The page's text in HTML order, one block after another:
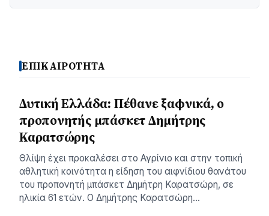
ΕΠΙΚΑΙΡΟΤΗΤΑ
Δυτική Ελλάδα: Πέθανε ξαφνικά, ο
προπονητής μπάσκετ Δημήτρης
Καρατσώρης
Θλίψη έχει προκαλέσει στο Αγρίνιο και στην τοπική
αθλητική κοινότητα η είδηση του αιφνίδιου θανάτου
του προπονητή μπάσκετ Δημήτρη Καρατσώρη, σε
ηλικία 61 ετών. Ο Δημήτρης Καρατσώρη…